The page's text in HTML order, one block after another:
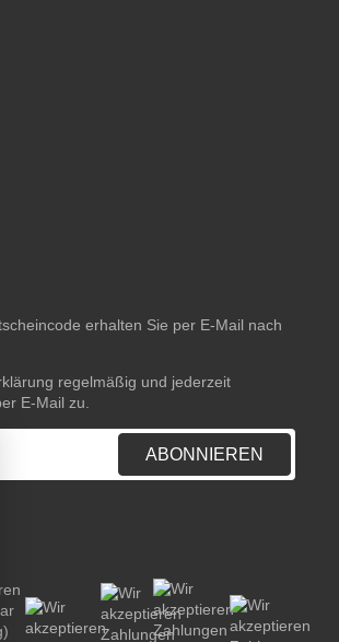
erhalten Sie per E-Mail nach
regelmäßig und jederzeit
E-Mail zu.
ABONNIEREN